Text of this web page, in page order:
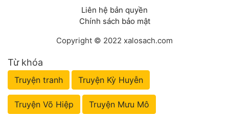
Liên hệ bản quyền
Chính sách bảo mật
Copyright © 2022 xalosach.com
Từ khóa
Truyện tranh Truyện Kỳ Huyễn
Truyện Võ Hiệp Truyện Mưu Mô